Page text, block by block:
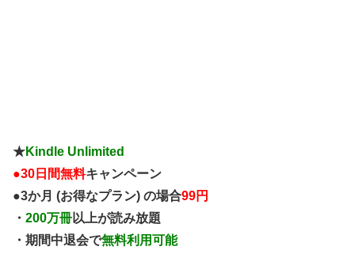
★Kindle Unlimited
●30日間無料キャンペーン
●3か月 (お得なプラン) の場合99円
・ 200万冊以上が読み放題
・期間中退会で無料利用可能